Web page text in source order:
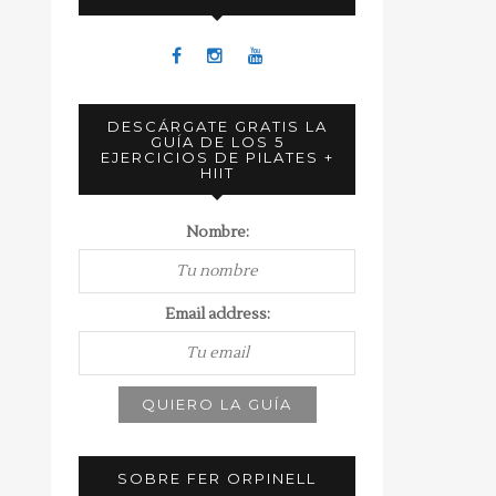
DESCÁRGATE GRATIS LA
GUÍA DE LOS 5
EJERCICIOS DE PILATES +
HIIT
Nombre:
Email address:
SOBRE FER ORPINELL